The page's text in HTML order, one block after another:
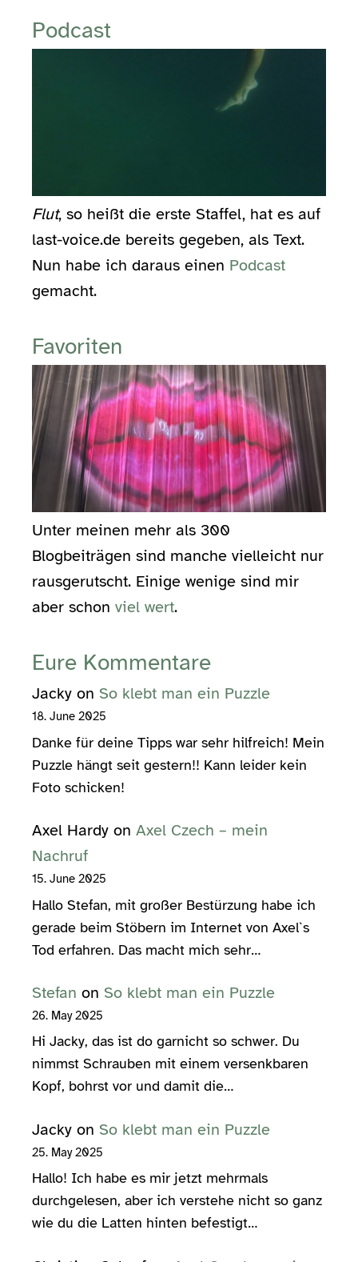
Podcast
Flut, so heißt die erste Staffel, hat es auf
last-voice.de bereits gegeben, als Text.
Nun habe ich daraus einen Podcast
gemacht.
Favoriten
Unter meinen mehr als 300
Blogbeiträgen sind manche vielleicht nur
rausgerutscht. Einige wenige sind mir
aber schon viel wert.
Eure Kommentare
Jacky on So klebt man ein Puzzle
18. June 2025
Danke für deine Tipps war sehr hilfreich! Mein
Puzzle hängt seit gestern!! Kann leider kein
Foto schicken!
Axel Hardy on Axel Czech – mein
Nachruf
15. June 2025
Hallo Stefan, mit großer Bestürzung habe ich
gerade beim Stöbern im Internet von Axel`s
Tod erfahren. Das macht mich sehr…
Stefan on So klebt man ein Puzzle
26. May 2025
Hi Jacky, das ist do garnicht so schwer. Du
nimmst Schrauben mit einem versenkbaren
Kopf, bohrst vor und damit die…
Jacky on So klebt man ein Puzzle
25. May 2025
Hallo! Ich habe es mir jetzt mehrmals
durchgelesen, aber ich verstehe nicht so ganz
wie du die Latten hinten befestigt…